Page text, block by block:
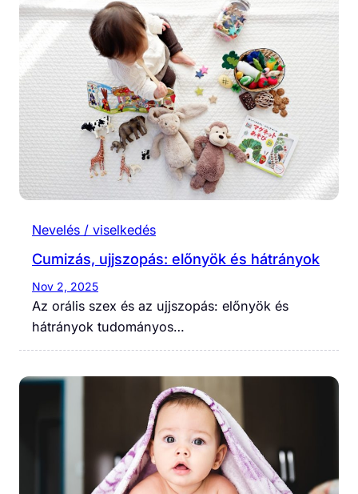
Nevelés / viselkedés
Cumizás, ujjszopás: előnyök és hátrányok
Nov 2, 2025
Az orális szex és az ujjszopás: előnyök és
hátrányok tudományos…